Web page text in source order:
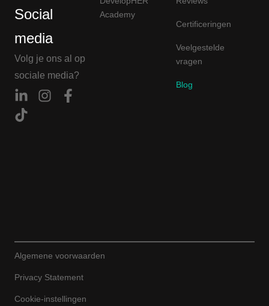
Social
media
Volg je ons al op
sociale media?
Academy
Certificeringen
Veelgestelde
vragen
Blog
Algemene voorwaarden
Privacy Statement
Cookie-instellingen